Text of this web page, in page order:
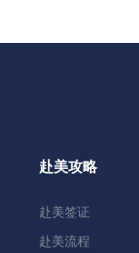
赴美攻略
赴美签证
赴美流程